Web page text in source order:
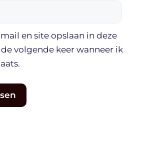
en site opslaan in deze
volgende keer wanneer ik